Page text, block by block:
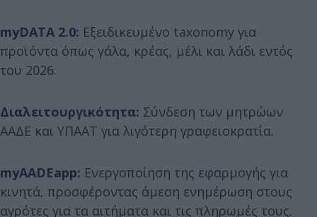
myDATA 2.0: Εξειδικευμένο taxonomy για
προϊόντα όπως γάλα, κρέας, μέλι και λάδι εντός
του 2026.
Διαλειτουργικότητα: Σύνδεση των μητρώων
ΑΑΔΕ και ΥΠΑΑΤ για λιγότερη γραφειοκρατία.
myAADEapp: Ενεργοποίηση της εφαρμογής για
κινητά, προσφέροντας άμεση ενημέρωση στους
αγρότες για τα αιτήματα και τις πληρωμές τους.